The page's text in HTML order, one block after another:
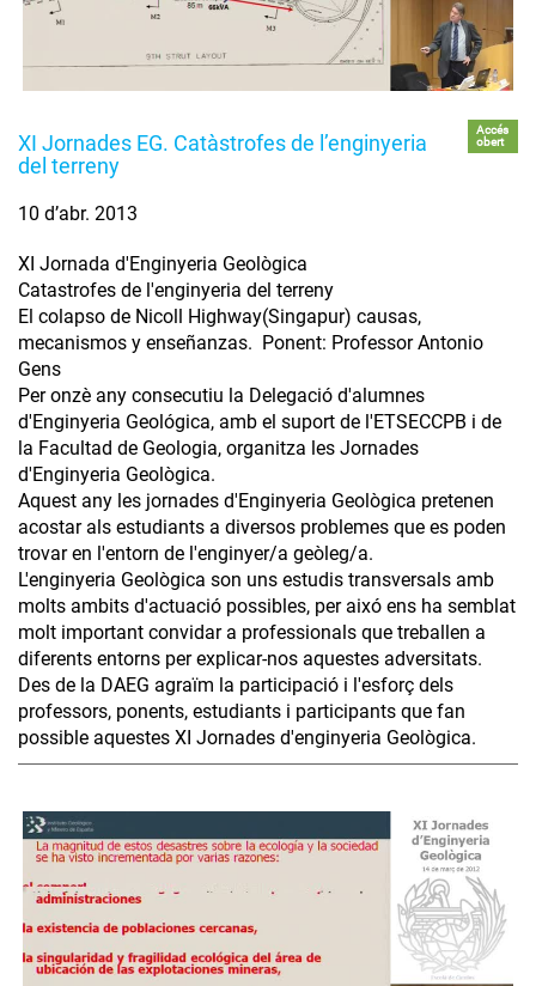
XI Jornades EG. Catàstrofes de l’enginyeria
del terreny
Accés
obert
10 d’abr. 2013
XI Jornada d'Enginyeria Geològica
Catastrofes de l'enginyeria del terreny
El colapso de Nicoll Highway(Singapur) causas,
mecanismos y enseñanzas. Ponent: Professor Antonio
Gens
Per onzè any consecutiu la Delegació d'alumnes
d'Enginyeria Geológica, amb el suport de l'ETSECCPB i de
la Facultad de Geologia, organitza les Jornades
d'Enginyeria Geològica.
Aquest any les jornades d'Enginyeria Geològica pretenen
acostar als estudiants a diversos problemes que es poden
trovar en l'entorn de l'enginyer/a geòleg/a.
L'enginyeria Geològica son uns estudis transversals amb
molts ambits d'actuació possibles, per aixó ens ha semblat
molt important convidar a professionals que treballen a
diferents entorns per explicar-nos aquestes adversitats.
Des de la DAEG agraïm la participació i l'esforç dels
professors, ponents, estudiants i participants que fan
possible aquestes XI Jornades d'enginyeria Geològica.